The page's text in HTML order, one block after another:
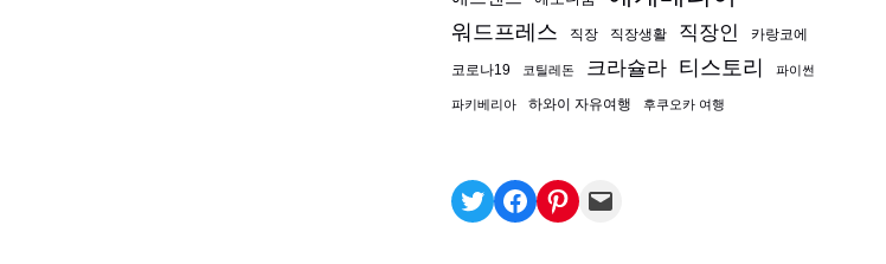
워드프레스 직장 직장생활 직장인 카랑코에
코로나19 코틸레돈 크라슐라 티스토리 파이썬
파키베리아 하와이 자유여행 후쿠오카 여행